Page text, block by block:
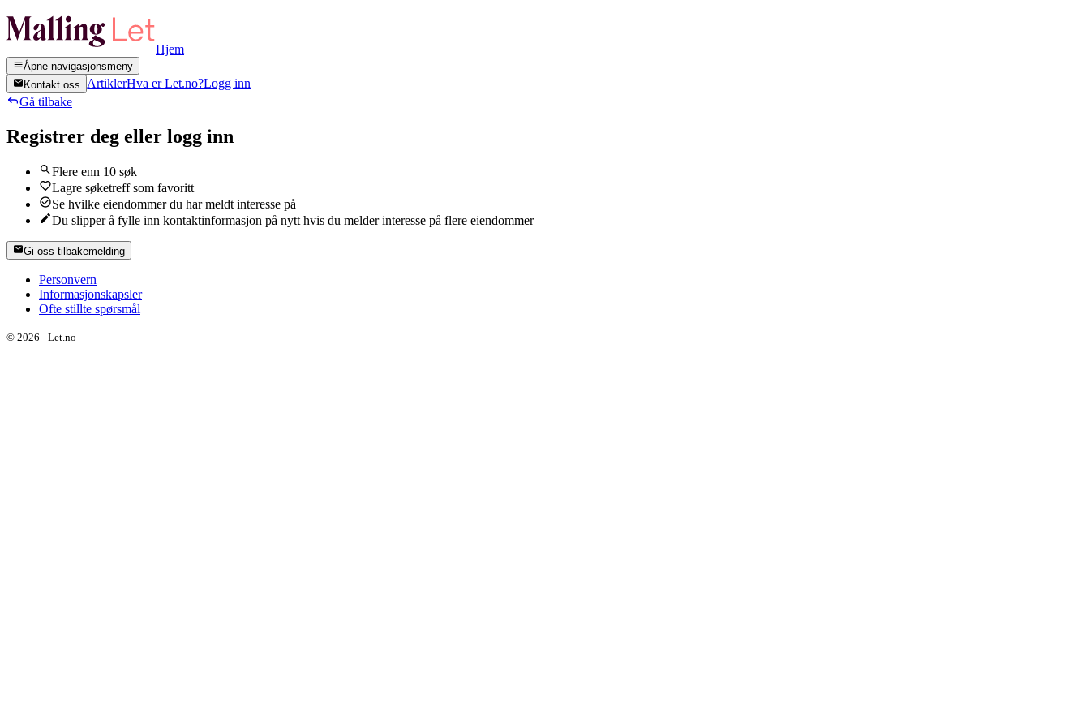
Hjem
Åpne navigasjonsmeny
Kontakt oss
ArtiklerHva er Let.no?Logg inn
Gå tilbake
Registrer deg eller logg inn
Flere enn 10 søk
Lagre søketreff som favoritt
Se hvilke eiendommer du har meldt interesse på
Du slipper å fylle inn kontaktinformasjon på nytt hvis du melder interesse på flere eiendommer
Gi oss tilbakemelding
Personvern
Informasjonskapsler
Ofte stillte spørsmål
© 2026 - Let.no